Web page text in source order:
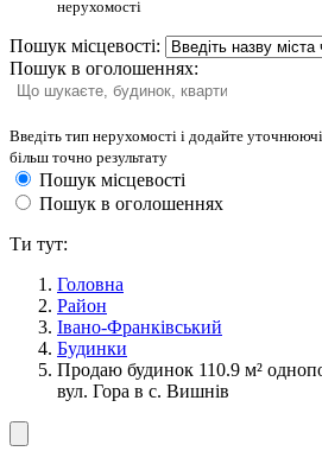
нерухомості
Пошук місцевості:
Пошук в оголошеннях:
Введіть тип нерухомості і додайте
більш точно результату
Пошук місцевості
Пошук в оголошеннях
Ти тут:
Головна
Район
Івано-Франківський
Будинки
Продаю будинок 110.9 м²
вул. Гора в с. Вишнів